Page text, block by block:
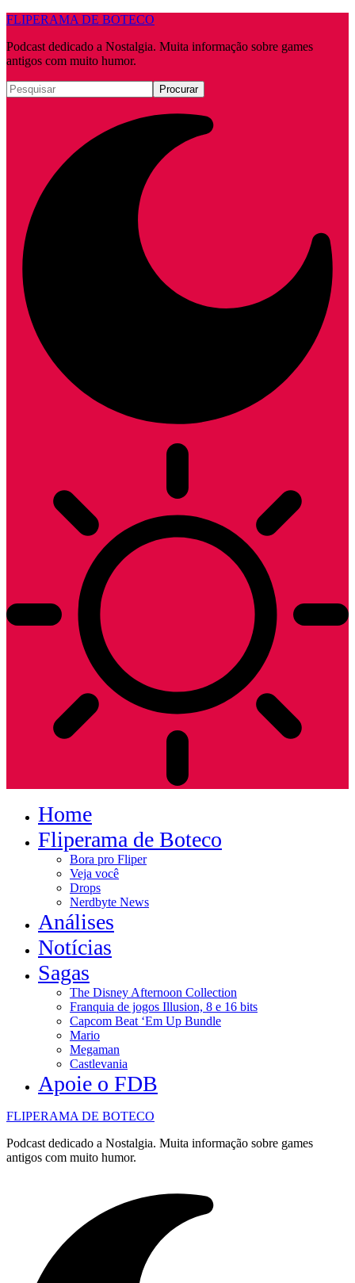
FLIPERAMA DE BOTECO
Podcast dedicado a Nostalgia. Muita informação sobre games
antigos com muito humor.
Home
Fliperama de Boteco
Bora pro Fliper
Veja você
Drops
Nerdbyte News
Análises
Notícias
Sagas
The Disney Afternoon Collection
Franquia de jogos Illusion, 8 e 16 bits
Capcom Beat ‘Em Up Bundle
Mario
Megaman
Castlevania
Apoie o FDB
FLIPERAMA DE BOTECO
Podcast dedicado a Nostalgia. Muita informação sobre games
antigos com muito humor.